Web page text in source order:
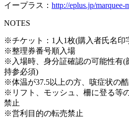
イープラス： http://eplus.jp/marquee-
NOTES
※チケット：1人1枚(購入者氏名印
※整理券番号順入場
※入場時、身分証確認の可能性有(
持参必須)
※体温が37.5以上の方、咳症状の
※リフト、モッシュ、柵に登る等
禁止
※営利目的の転売禁止